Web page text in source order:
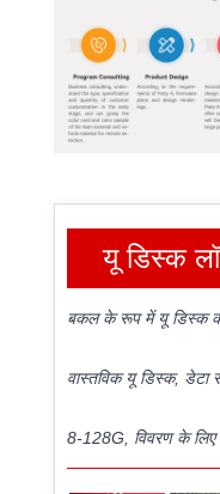
यू डिस्क
बकल के रूप में यू डिस्क
वास्तविक यू डिस्क, डेटा
8-128G, विवरण के लिए